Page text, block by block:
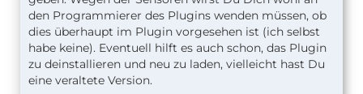
den Programmierer des Plugins wenden müssen, ob
dies überhaupt im Plugin vorgesehen ist (ich selbst
habe keine). Eventuell hilft es auch schon, das Plugin
zu deinstallieren und neu zu laden, vielleicht hast Du
eine veraltete Version.